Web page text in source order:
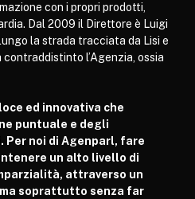
con i propri prodotti,
Dal 2009 il Direttore è Luigi
la strada tracciata da Lisi e
l’Agenzia, ossia
ed innovativa che
puntuale e degli
noi di Agenparl, fare
un alto livello di
attraverso un
soprattutto senza far